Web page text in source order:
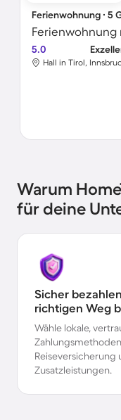
Ferienwohnung ∙ 5
Ferienwohnung
5.0
Hall in Tirol,
Warum
für deine
Sicher
richtigen Weg
Wähle lokale,
Reiseversicherung
Zusatzleistungen.